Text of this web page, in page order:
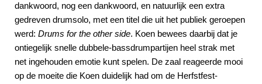
dankwoord, nog een dankwoord, en natuurlijk een extra
gedreven drumsolo, met een titel die uit het publiek geroepen
werd: Drums for the other side. Koen bewees daarbij dat je
ontiegelijk snelle dubbele-bassdrumpartijen heel strak met
net ingehouden emotie kunt spelen. De zaal reageerde mooi
op de moeite die Koen duidelijk had om de Herfstfest-